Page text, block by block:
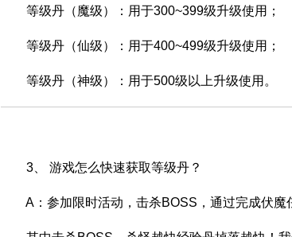
等级丹（魔级）：用于300~399级升级使用；
等级丹（仙级）：用于400~499级升级使用；
等级丹（神级）：用于500级以上升级使用。
3、 游戏怎么快速获取等级丹？
A：参加限时活动，击杀BOSS，通过完成伏魔